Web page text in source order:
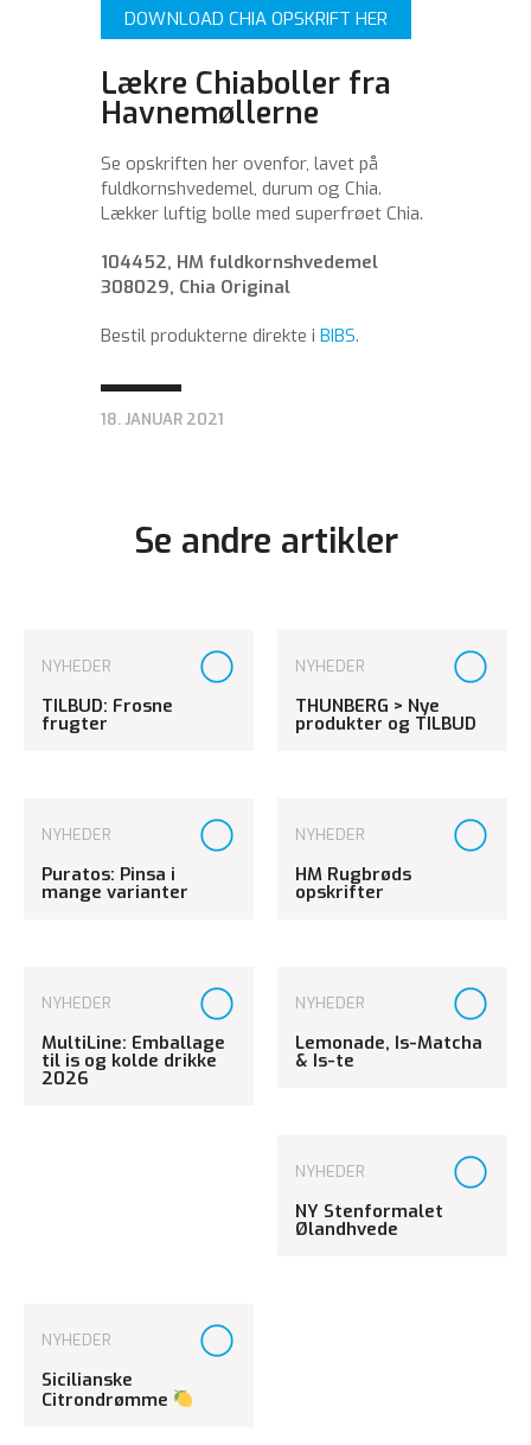
DOWNLOAD CHIA OPSKRIFT HER
Lækre Chiaboller fra
Havnemøllerne
Se opskriften her ovenfor, lavet på
fuldkornshvedemel, durum og Chia.
Lækker luftig bolle med superfrøet Chia.
104452, HM fuldkornshvedemel
308029, Chia Original
Bestil produkterne direkte i BIBS.
18. JANUAR 2021
Se andre artikler
NYHEDER
TILBUD: Frosne
frugter
NYHEDER
THUNBERG > Nye
produkter og TILBUD
NYHEDER
Puratos: Pinsa i
mange varianter
NYHEDER
HM Rugbrøds
opskrifter
NYHEDER
MultiLine: Emballage
til is og kolde drikke
2026
NYHEDER
Lemonade, Is-Matcha
& Is-te
NYHEDER
NY Stenformalet
Ølandhvede
NYHEDER
Sicilianske
Citrondrømme